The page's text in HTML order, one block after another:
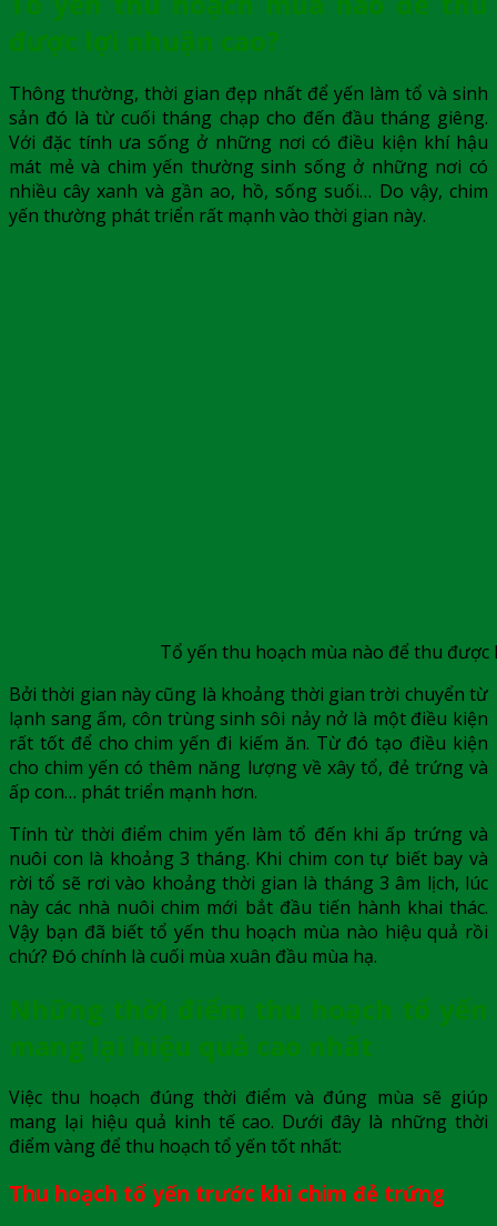
được lợi nhuận cao?
Thông thường, thời gian đẹp nhất để yến làm tổ và sinh
sản đó là từ cuối tháng chạp cho đến đầu tháng giêng.
Với đặc tính ưa sống ở những nơi có điều kiện khí hậu
mát mẻ và chim yến thường sinh sống ở những nơi có
nhiều cây xanh và gần ao, hồ, sống suối… Do vậy, chim
yến thường phát triển rất mạnh vào thời gian này.
Tổ yến thu hoạch mùa nào để thu được
Bởi thời gian này cũng là khoảng thời gian trời chuyển từ
lạnh sang ấm, côn trùng sinh sôi nảy nở là một điều kiện
rất tốt để cho chim yến đi kiếm ăn. Từ đó tạo điều kiện
cho chim yến có thêm năng lượng về xây tổ, đẻ trứng và
ấp con… phát triển mạnh hơn.
Tính từ thời điểm chim yến làm tổ đến khi ấp trứng và
nuôi con là khoảng 3 tháng. Khi chim con tự biết bay và
rời tổ sẽ rơi vào khoảng thời gian là tháng 3 âm lịch, lúc
này các nhà nuôi chim mới bắt đầu tiến hành khai thác.
Vậy bạn đã biết tổ yến thu hoạch mùa nào hiệu quả rồi
chứ? Đó chính là cuối mùa xuân đầu mùa hạ.
Những thời điểm thu hoạch tổ yến
mang lại hiệu quả cao nhất
Việc thu hoạch đúng thời điểm và đúng mùa sẽ giúp
mang lại hiệu quả kinh tế cao. Dưới đây là những thời
điểm vàng để thu hoạch tổ yến tốt nhất:
Thu hoạch tổ yến trước khi chim đẻ trứng